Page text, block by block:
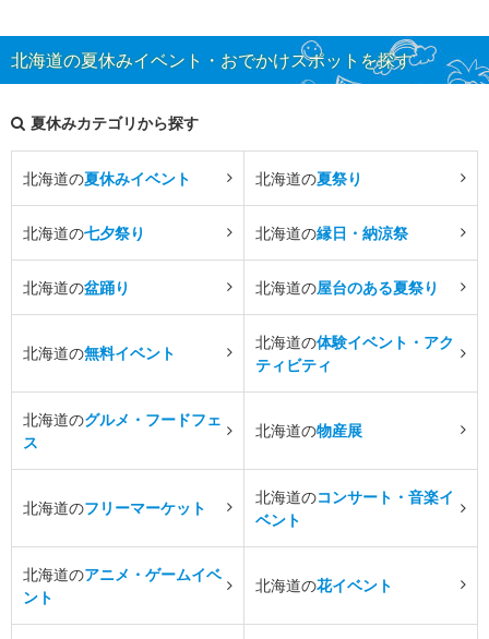
北海道の夏休みイベント・おでかけスポットを探す
夏休みカテゴリから探す
北海道の夏休みイベント 北海道の夏祭り
北海道の七夕祭り 北海道の縁日・納涼祭
北海道の盆踊り 北海道の屋台のある夏祭り
北海道の無料イベント
北海道の体験イベント・アク
ティビティ
北海道のグルメ・フードフェ
ス
北海道の物産展
北海道のフリーマーケット
北海道のコンサート・音楽イ
ベント
北海道のアニメ・ゲームイベ
ント
北海道の花イベント